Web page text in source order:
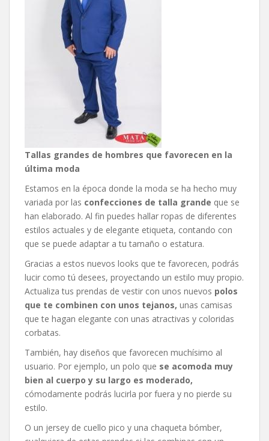
Tallas grandes de hombres que favorecen en la
última moda
Estamos en la época donde la moda se ha hecho muy
variada por las confecciones de talla grande que se
han elaborado. Al fin puedes hallar ropas de diferentes
estilos actuales y de elegante etiqueta, contando con
que se puede adaptar a tu tamaño o estatura.
Gracias a estos nuevos looks que te favorecen, podrás
lucir como tú desees, proyectando un estilo muy propio.
Actualiza tus prendas de vestir con unos nuevos polos
que te combinen con unos tejanos, unas camisas
que te hagan elegante con unas atractivas y coloridas
corbatas.
También, hay diseños que favorecen muchísimo al
usuario. Por ejemplo, un polo que se acomoda muy
bien al cuerpo y su largo es moderado,
cómodamente podrás lucirla por fuera y no pierde su
estilo.
O un jersey de cuello pico y una chaqueta bómber,